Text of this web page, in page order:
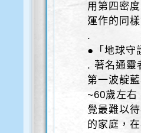
用第四密
運作的同樣
.
●「地球守
. 著名通靈
第一波靛
~60歲左右
覺最難以
的家庭，